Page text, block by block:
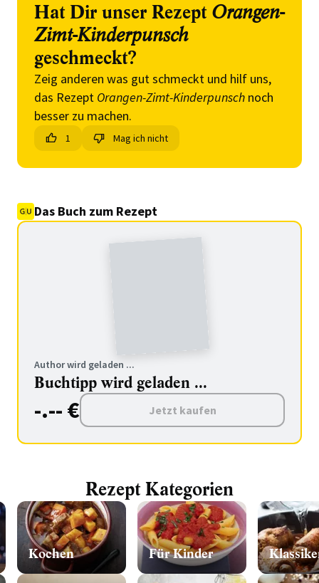
Hat Dir unser Rezept Orangen-
Zimt-Kinderpunsch
geschmeckt?
Zeig anderen was gut schmeckt und hilf uns,
das Rezept Orangen-Zimt-Kinderpunsch noch
besser zu machen.
1 Mag ich nicht
Das Buch zum Rezept
Author wird geladen ...
Buchtipp wird geladen ...
-.-- € Jetzt kaufen
Rezept Kategorien
Kochen Für Kinder